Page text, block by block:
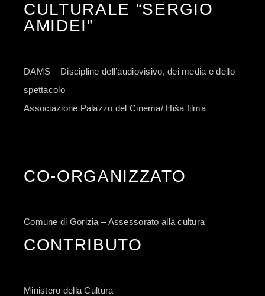
CULTURALE “SERGIO
AMIDEI”
DAMS – Discipline dell’audiovisivo, dei media e dello
spettacolo
Associazione Palazzo del Cinema/ Hiša filma
CO-ORGANIZZATO
Comune di Gorizia – Assessorato alla cultura
CONTRIBUTO
Ministero della Cultura